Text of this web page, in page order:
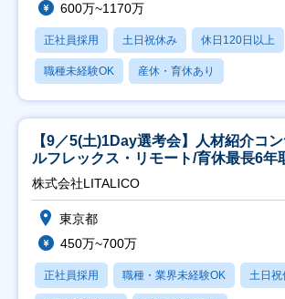
600万~1170万
正社員採用 土日祝休み 休日120日以上
職種未経験OK 産休・育休あり
【9／5(土)1Day選考会】人材紹介コ
ルフレックス・リモート/育休最長6年
株式会社LITALICO
東京都
450万~700万
正社員採用 職種・業界未経験OK 土日祝